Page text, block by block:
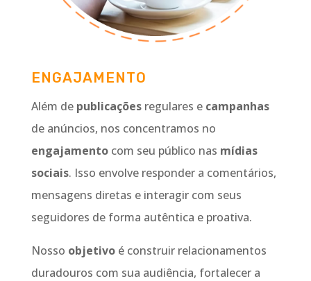
ENGAJAMENTO
Além de publicaçõesregulares e campanhas
de anúncios, nos concentramos no
engajamentocom seu público nas mídias
sociais. Isso envolve responder a comentários,
mensagens diretas e interagir com seus
seguidores de forma autêntica e proativa.
Nosso objetivoé construir relacionamentos
duradouros com sua audiência, fortalecer a